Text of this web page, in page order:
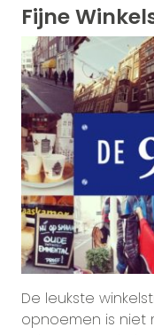
Fijne
De leukste
opnoemen is niet